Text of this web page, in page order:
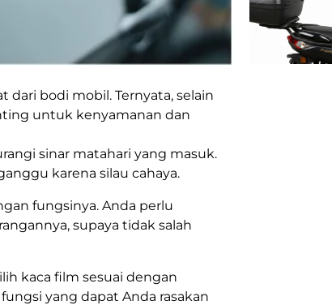
dari bodi mobil. Ternyata, selain
untuk kenyamanan dan
sinar matahari yang masuk.
karena silau cahaya.
fungsinya. Anda perlu
supaya tidak salah
kaca film sesuai dengan
yang dapat Anda rasakan